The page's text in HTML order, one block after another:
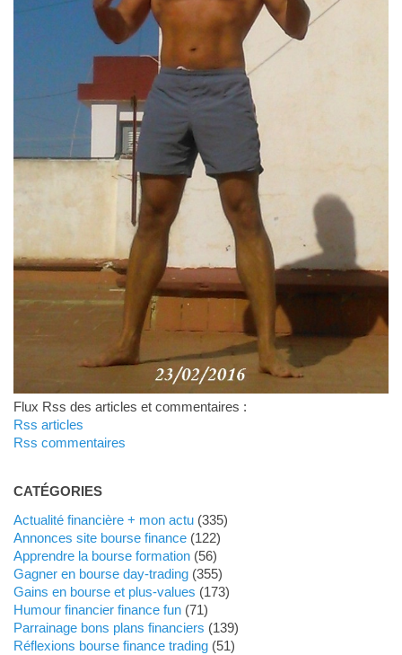
Flux Rss des articles et commentaires :
Rss articles
Rss commentaires
CATÉGORIES
Actualité financière + mon actu(335)
Annonces site bourse finance(122)
Apprendre la bourse formation(56)
Gagner en bourse day-trading(355)
Gains en bourse et plus-values (173)
Humour financier finance fun(71)
Parrainage bons plans financiers (139)
Réflexions bourse finance trading(51)